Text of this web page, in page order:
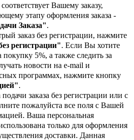
Вашему заказу,
этапу оформления заказа -
Заказа".
заказ без регистрации, нажмите
регистрации". Если Вы хотите
5%, а также следить за
новости на e-mail и
программах, нажмите кнопку
.
заказа без регистрации или с
пожалуйста все поля с Вашей
Ваша персональная
только для оформления
доставки. Данная